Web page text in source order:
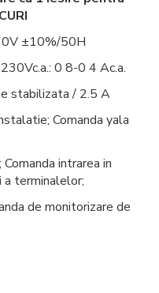
±10%/50H
0 8-0 4 Ac.a.
stabilizata / 2.5 A
Comanda yala
intrarea in
a terminalelor;
de monitorizare de